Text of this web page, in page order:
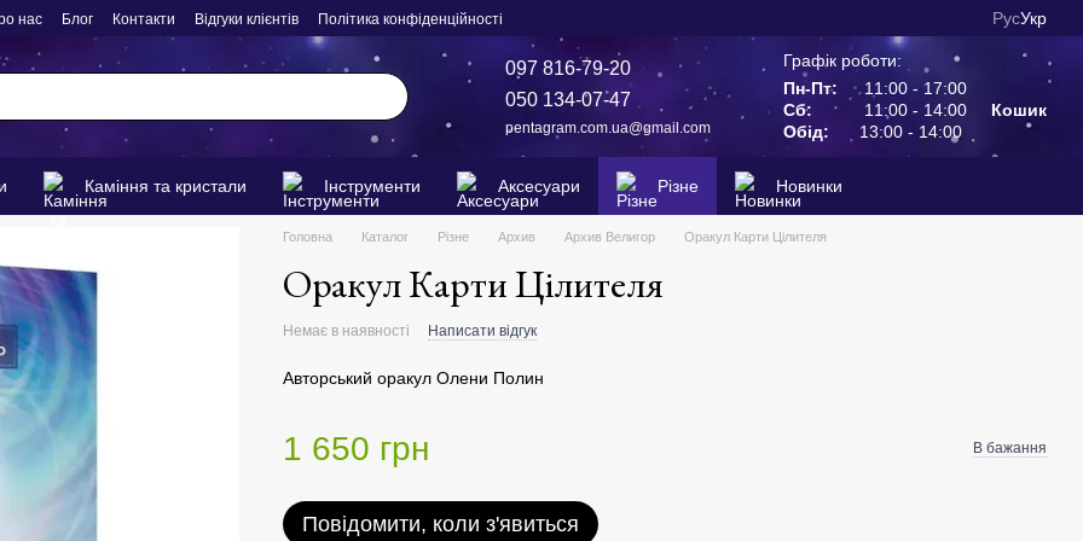
нас Блог Контакти Відгуки клієнтів Політика конфіденційності РусУкр
097 816-79-20
050 134-07-47
pentagram.com.ua@gmail.com
Графік роботи:
Пн-Пт:
11:00 - 17:00
Сб:
11:00 - 14:00
Обід:
13:00 - 14:00
Кошик
Каміння та кристали Інструменти Аксесуари Різне Новинки
Головна Каталог Різне Архив Архив Велигор Оракул Карти Цілителя
Оракул Карти Цілителя
Немає в наявності Написати відгук
Авторський оракул Олени Полин
1 650 грн В бажання
Повідомити, коли з'явиться